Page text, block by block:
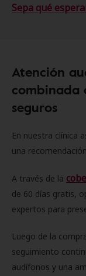
Sepa qué
Atención
combinada
seguros
En nuestra clínica
una
A través de la
de 60 días gratis,
expertos para
Luego de la
seguimiento
audífonos y una